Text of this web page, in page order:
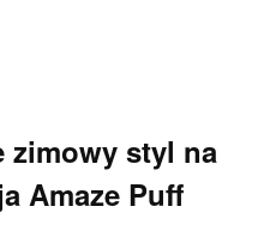
zimowy styl na
Amaze Puff